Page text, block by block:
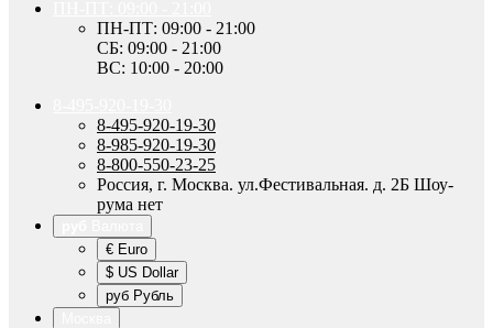
ПН-ПТ: 09:00 - 21:00
СБ: 09:00 - 21:00
ВС: 10:00 - 20:00
8-495-920-19-30
8-985-920-19-30
8-800-550-23-25
Россия, г. Москва. ул.Фестивальная. д. 2Б Шоу-
рума нет
€ Euro
$ US Dollar
руб Рубль